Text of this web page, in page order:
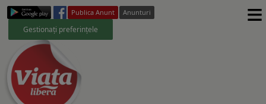
Publica Anunt Anunturi
Gestionați preferințele ≡